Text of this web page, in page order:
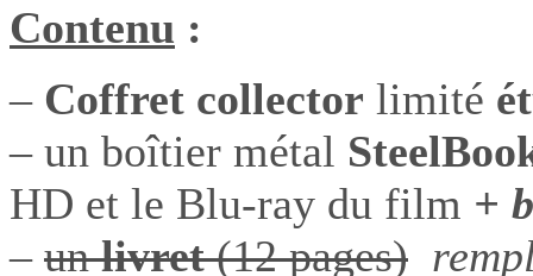
Contenu :
– Coffret collector limité
– un boîtier métal
HD et le Blu-ray du film +
– unlivret(12 pages)